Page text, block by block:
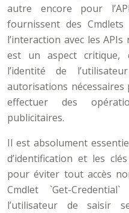
autre encore pour
fournissent des
l’interaction avec les
est un aspect critique,
l’identité de
autorisations
effectuer des
publicitaires.
Il est absolument
d’identification et les
pour éviter tout accès
Cmdlet `Get-
l’utilisateur de saisir